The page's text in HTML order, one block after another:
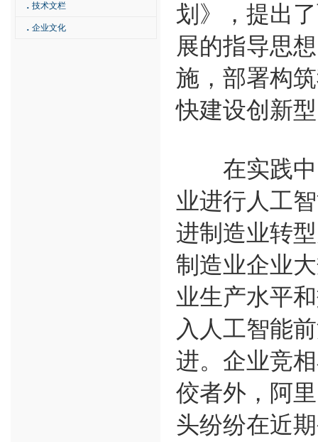
． 技术文栏
． 企业文化
划》，提出
展的指导思
施，部署构
快建设创新
在实践中
业进行人工
进制造业转
制造业企业
业生产水平
入人工智能
进。企业竞
佼者外，阿
头纷纷在近